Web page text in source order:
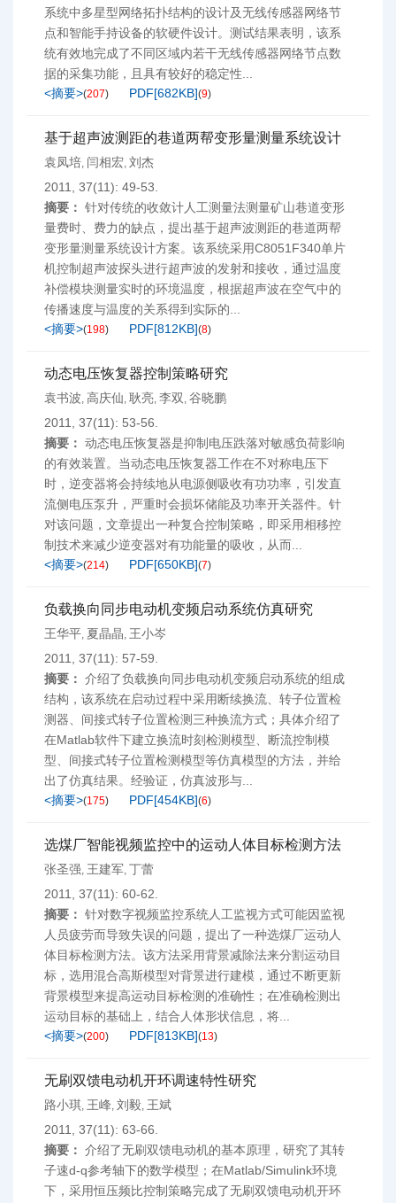
系统中多星型网络拓扑结构的设计及无线传感器网络节
点和智能手持设备的软硬件设计。测试结果表明，该系
统有效地完成了不同区域内若干无线传感器网络节点数
据的采集功能，且具有较好的稳定性...
<摘要>(207) PDF[682KB](9)
基于超声波测距的巷道两帮变形量测量系统设计
袁凤培, 闫相宏, 刘杰
2011, 37(11): 49-53.
摘要： 针对传统的收敛计人工测量法测量矿山巷道变形
量费时、费力的缺点，提出基于超声波测距的巷道两帮
变形量测量系统设计方案。该系统采用C8051F340单片
机控制超声波探头进行超声波的发射和接收，通过温度
补偿模块测量实时的环境温度，根据超声波在空气中的
传播速度与温度的关系得到实际的...
<摘要>(198) PDF[812KB](8)
动态电压恢复器控制策略研究
袁书波, 高庆仙, 耿亮, 李双 , 谷晓鹏
2011, 37(11): 53-56.
摘要： 动态电压恢复器是抑制电压跌落对敏感负荷影响
的有效装置。当动态电压恢复器工作在不对称电压下
时，逆变器将会持续地从电源侧吸收有功功率，引发直
流侧电压泵升，严重时会损坏储能及功率开关器件。针
对该问题，文章提出一种复合控制策略，即采用相移控
制技术来减少逆变器对有功能量的吸收，从而...
<摘要>(214) PDF[650KB](7)
负载换向同步电动机变频启动系统仿真研究
王华平, 夏晶晶, 王小岑
2011, 37(11): 57-59.
摘要： 介绍了负载换向同步电动机变频启动系统的组成
结构，该系统在启动过程中采用断续换流、转子位置检
测器、间接式转子位置检测三种换流方式；具体介绍了
在Matlab软件下建立换流时刻检测模型、断流控制模
型、间接式转子位置检测模型等仿真模型的方法，并给
出了仿真结果。经验证，仿真波形与...
<摘要>(175) PDF[454KB](6)
选煤厂智能视频监控中的运动人体目标检测方法
张圣强, 王建军, 丁蕾
2011, 37(11): 60-62.
摘要： 针对数字视频监控系统人工监视方式可能因监视
人员疲劳而导致失误的问题，提出了一种选煤厂运动人
体目标检测方法。该方法采用背景减除法来分割运动目
标，选用混合高斯模型对背景进行建模，通过不断更新
背景模型来提高运动目标检测的准确性；在准确检测出
运动目标的基础上，结合人体形状信息，将...
<摘要>(200) PDF[813KB](13)
无刷双馈电动机开环调速特性研究
路小琪, 王峰, 刘毅, 王斌
2011, 37(11): 63-66.
摘要： 介绍了无刷双馈电动机的基本原理，研究了其转
子速d-q参考轴下的数学模型；在Matlab/Simulink环境
下，采用恒压频比控制策略完成了无刷双馈电动机开环